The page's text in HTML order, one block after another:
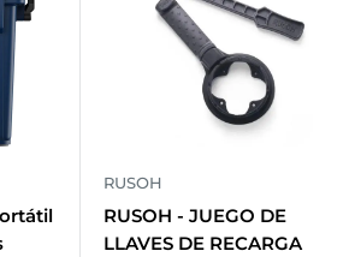
RUSOH
RUSOH - JUEGO DE
LLAVES DE RECARGA